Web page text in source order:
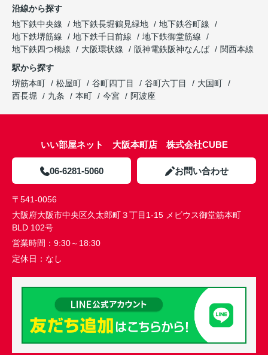
沿線から探す
地下鉄中央線
地下鉄長堀鶴見緑地
地下鉄谷町線
地下鉄堺筋線
地下鉄千日前線
地下鉄御堂筋線
地下鉄四つ橋線
大阪環状線 阪神電鉄阪神なんば
関西本線
駅から探す
堺筋本町
松屋町 谷町四丁目 谷町六丁目
大国町
西長堀
九条 本町 今宮 阿波座
いい部屋ネット 大阪本町店 株式会社CUBE
06-6281-5060 お問い合わせ
〒541-0056
大阪府大阪市中央区久太郎町３丁目1-15 メビウス御堂筋本町
BLD 102号
営業時間： 9:30～18:30
定休日： なし